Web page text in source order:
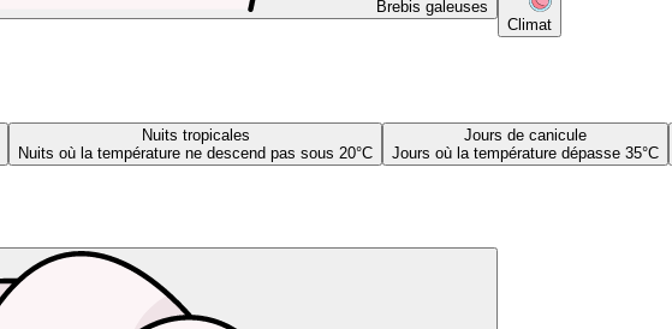
Brebis galeuses
Climat
Nuits tropicales
Nuits où la température ne descend pas sous 20°C
Jours de canicule
Jours où la température dépasse 35°C